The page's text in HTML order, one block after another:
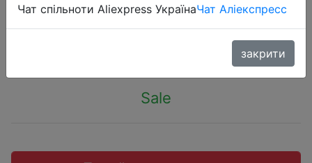
Sale
Чат спільноти Aliexpress УкраїнаЧат Аліекспресс
закрити